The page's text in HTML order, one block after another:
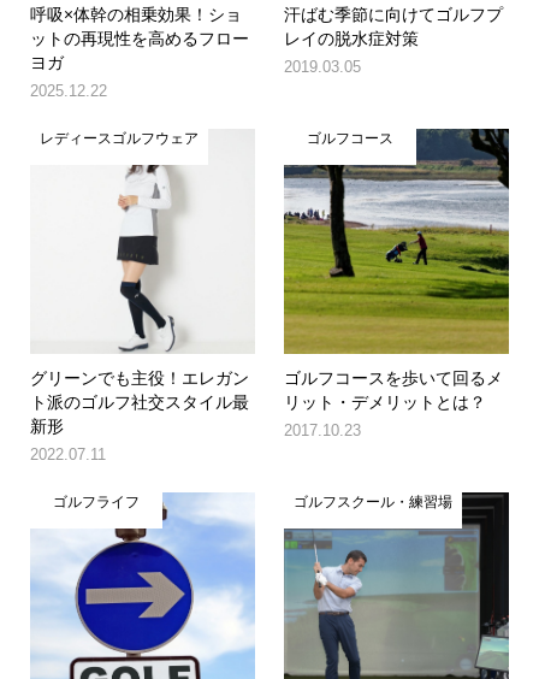
呼吸×体幹の相乗効果！ショ
ットの再現性を高めるフロー
ヨガ
2025.12.22
汗ばむ季節に向けてゴルフプ
レイの脱水症対策
2019.03.05
レディースゴルフウェア
グリーンでも主役！エレガン
ト派のゴルフ社交スタイル最
新形
2022.07.11
ゴルフコース
ゴルフコースを歩いて回るメ
リット・デメリットとは？
2017.10.23
ゴルフライフ ゴルフスクール・練習場